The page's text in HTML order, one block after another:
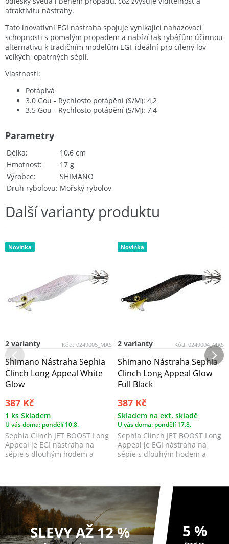
atraktivitu nástrahy.
Tato inovativní EGI nástraha spojuje vynikající nahazovací
schopnosti s pomalým propadem a nabízí tak rybářům účinnou
alternativu k tradičním modelům EGI, ideální pro cílený lov
velkých, opatrných sépií.
Vlastnosti:
Potápivá
3.0 Gou - Rychlosto potápění (S/M): 4,2
3.5 Gou - Rychlosto potápění (S/M): 7,4
Délka
10,6 cm
Hmotnost
17 g
Výrobce
SHIMANO
Druh rybolovu Mořský rybolov
Parametry
Další varianty produktu
Novinka
Kód: 0249005_MAS
2 varianty
Shimano Nástraha Sephia
Clinch Long Appeal White
Glow
387 Kč
1 ks Skladem
U vás doma: pondělí 10.8.
Sephia Clinch JET BOOST Long
Appeal je EGI nástraha na
sépie s dlouhým hodem a
Novinka
Kód: 0249004_MAS
2 varianty
Shimano Nástraha Sephia
Clinch Long Appeal Glow
Full Black
387 Kč
Skladem na ext. skladě
U vás doma: pondělí 17.8.
Sephia Clinch JET BOOST Long
Appeal je EGI nástraha na
sépie s dlouhým hodem a
SLEVY AŽ 12 % 5 %